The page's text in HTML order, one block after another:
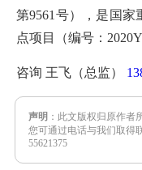
第9561号），是国家
点项目（编号：
咨询 王飞（总监）
声明 ：此文版权归原作者
您可通过电话与我们取得
55621375